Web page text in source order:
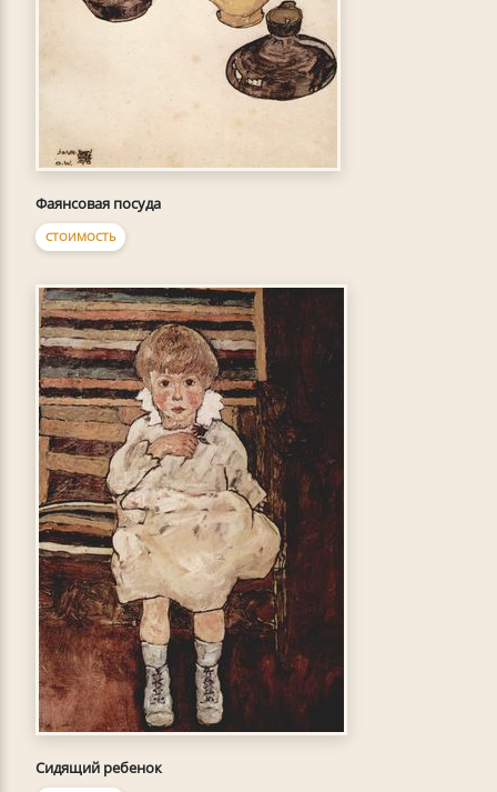
Фаянсовая посуда
СТОИМОСТЬ
Сидящий ребенок